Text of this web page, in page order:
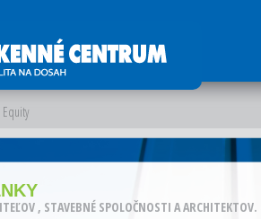
Equity
, STAVEBNÉ SPOLOČNOSTI A ARCHITEKTOV.